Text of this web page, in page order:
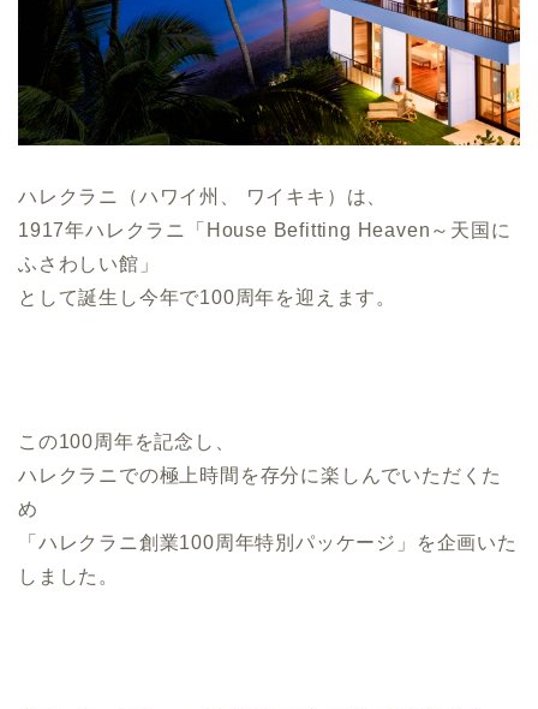
ハレクラニ（ハワイ州、 ワイキキ）は、
1917年ハレクラニ「House Befitting Heaven～天国に
ふさわしい館」
として誕生し今年で100周年を迎えます。
この100周年を記念し、
ハレクラニでの極上時間を存分に楽しんでいただくた
め
「 ハレクラニ創業100周年特別パッケージ」を企画いた
しました。